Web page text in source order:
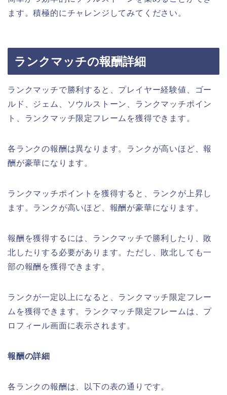
ます。積極的にチャレンジしてみてください。
ランクマッチの報酬詳細
ランクマッチで勝利すると、プレイヤー経験値、ゴー
ルド、ジェム、ソウルストーン、ランクマッチポイン
ト、ランクマッチ限定フレームを獲得できます。
各ランクの報酬は異なります。ランクが高いほど、報
酬が豪華になります。
ランクマッチポイントを獲得すると、ランクが上昇し
ます。ランクが高いほど、報酬が豪華になります。
報酬を獲得するには、ランクマッチで勝利したり、敗
北したりする必要があります。ただし、敗北しても一
部の報酬を獲得できます。
ランクが一定以上になると、ランクマッチ限定フレー
ムを獲得できます。ランクマッチ限定フレームは、プ
ロフィール画面に表示されます。
報酬の詳細
各ランクの報酬は、以下の表の通りです。